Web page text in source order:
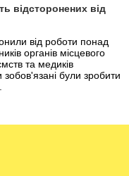
відсторонених від
від роботи понад
органів місцевого
та медиків
були зробити